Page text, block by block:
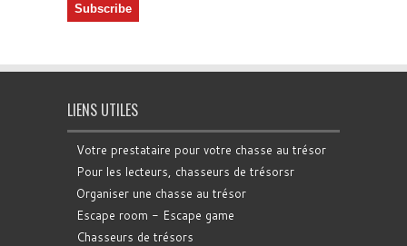
LIENS UTILES
Votre prestataire pour votre chasse au trésor
Pour les lecteurs, chasseurs de trésorsr
Organiser une chasse au trésor
Escape room - Escape game
Chasseurs de trésors